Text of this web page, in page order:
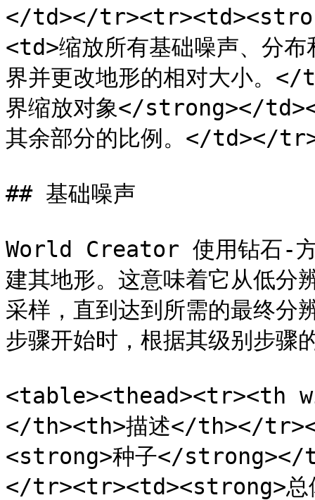
</td></
<td>缩放所有基础噪声、分布
界并更改地形的相对大小
界缩放对象</strong></
其余部分的比例。</td></
## 基础噪声
World Creator 使用钻石-
建其地形。这意味着它从低分
采样，直到达到所需的最终
步骤开始时，根据其级别步骤
<table><thead><tr><th
</th><th>描述</th></
<strong>种子</strong></
</tr><tr><td><strong>总